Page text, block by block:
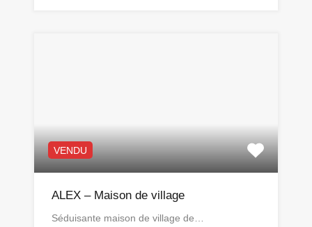
VENDU
ALEX – Maison de village
Séduisante maison de village de…